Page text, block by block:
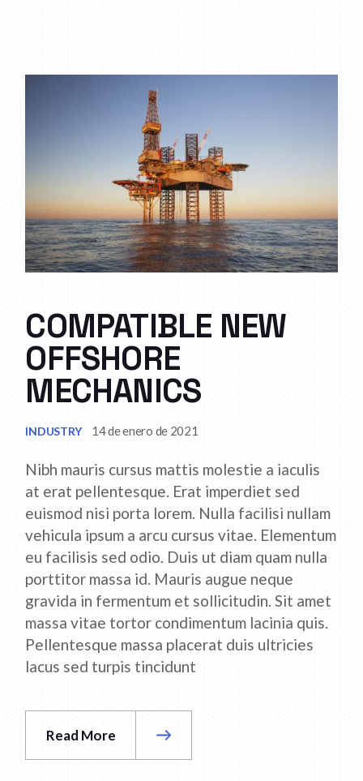
COMPATIBLE NEW
OFFSHORE
MECHANICS
INDUSTRY 14 de enero de 2021
Nibh mauris cursus mattis molestie a iaculis
at erat pellentesque. Erat imperdiet sed
euismod nisi porta lorem. Nulla facilisi nullam
vehicula ipsum a arcu cursus vitae. Elementum
eu facilisis sed odio. Duis ut diam quam nulla
porttitor massa id. Mauris augue neque
gravida in fermentum et sollicitudin. Sit amet
massa vitae tortor condimentum lacinia quis.
Pellentesque massa placerat duis ultricies
lacus sed turpis tincidunt
Read More